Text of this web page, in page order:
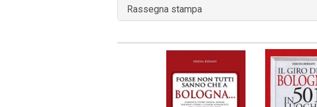
Rassegna stampa